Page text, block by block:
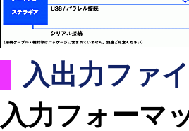
入出力ファ
入力フォーマ